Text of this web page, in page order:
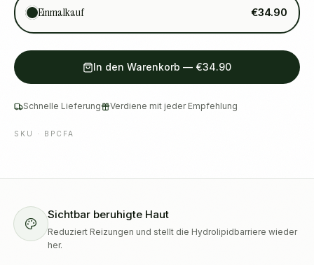
Einmalkauf €34.90
In den Warenkorb — €34.90
Schnelle Lieferung Verdiene mit jeder Empfehlung
SKU · BPCFA
Sichtbar beruhigte Haut
Reduziert Reizungen und stellt die Hydrolipidbarriere wieder
her.